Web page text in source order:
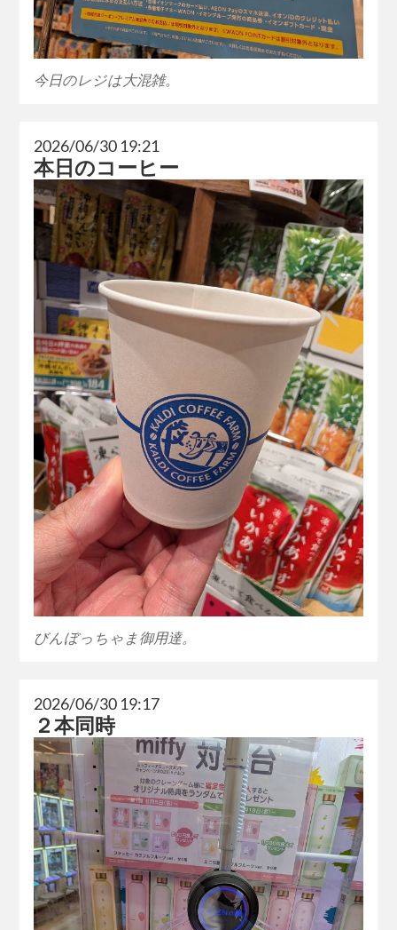
今日のレジは大混雑。
2026/06/30 19:21
本日のコーヒー
びんぼっちゃま御用達。
2026/06/30 19:17
２本同時